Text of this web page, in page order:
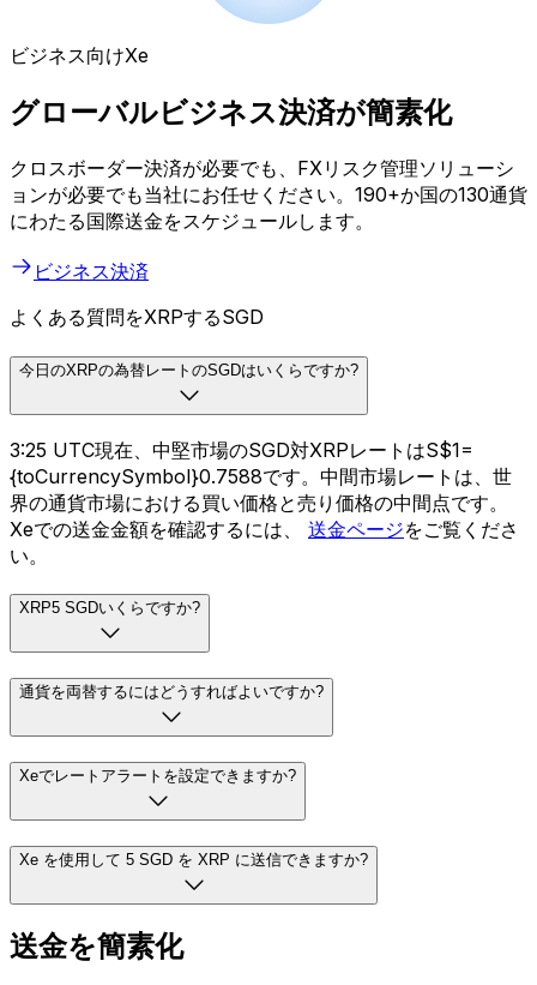
ビジネス向けXe
グローバルビジネス決済が簡素化
クロスボーダー決済が必要でも、FXリスク管理ソリューシ
ョンが必要でも当社にお任せください。190+か国の130通貨
にわたる国際送金をスケジュールします。
ビジネス決済
よくある質問をXRPするSGD
今日のXRPの為替レートのSGDはいくらですか?
3:25 UTC現在、中堅市場のSGD対XRPレートはS$1=
{toCurrencySymbol}0.7588です。中間市場レートは、世
界の通貨市場における買い価格と売り価格の中間点です。
Xeでの送金金額を確認するには、 送金ページをご覧くださ
い。
XRP5 SGDいくらですか?
通貨を両替するにはどうすればよいですか?
Xeでレートアラートを設定できますか?
Xe を使用して 5 SGD を XRP に送信できますか?
送金を簡素化